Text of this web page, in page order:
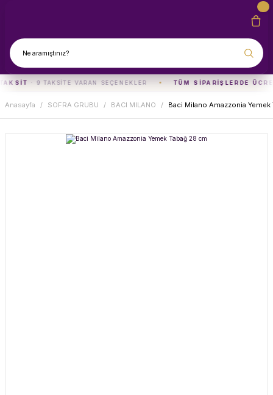
· 9 TAKSITE VARAN SEÇENEKLER TÜM SIPARIŞLERDE
Anasayfa SOFRA GRUBU BACI MILANO Baci Milano Amazzonia Yemek